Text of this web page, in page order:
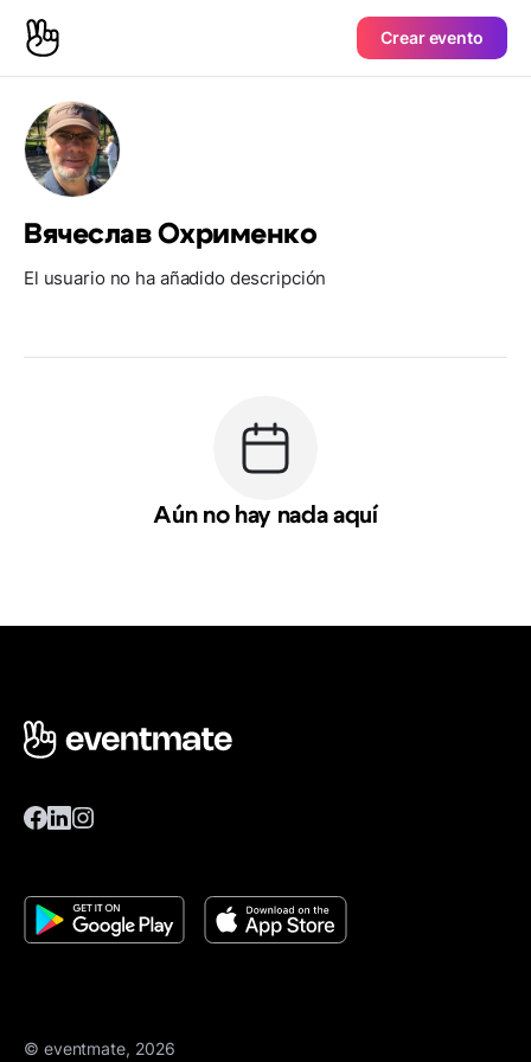
Crear evento
Вячеслав Охрименко
El usuario no ha añadido descripción
Aún no hay nada aquí
© eventmate, 2026